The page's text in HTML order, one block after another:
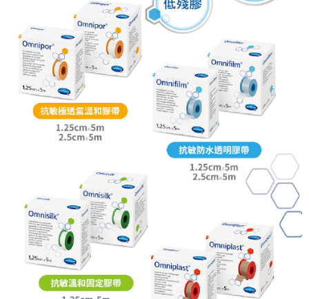
https://aftee.tw/terms/#terms3
３．未成年的使用者請事先徵得法定代理人或監護人之同意方可使用
「AFTEE先享後付」，若未經同意申辦者引起之損失，本公司不負相關責
任。
４．使用「AFTEE先享後付」時，將依據個別帳號之用戶狀況，依本公司即
時審查核予不同之上限額度；若仍有額度不足之情形，本公司將視審查結果
請求用戶進行身份認證。
５．嚴禁一人註冊多個帳號或使用他人資訊註冊。若發現惡意使用之情形，
恩沛科技股份有限公司將有權停止該用戶之使用額度並採取法律行動。